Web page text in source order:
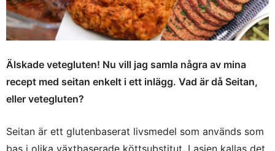
Älskade vetegluten! Nu vill jag samla några av mina
recept med seitan enkelt i ett inlägg. Vad är då Seitan,
eller vetegluten?
Seitan är ett glutenbaserat livsmedel som används som